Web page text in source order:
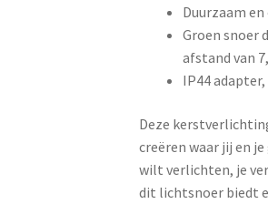
Duurzaam
Groen snoer
afstand van
IP44
Deze
creëren waar jij en
wilt verlichten, je
dit lichtsnoer biedt